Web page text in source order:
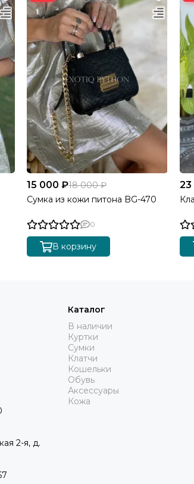
15 000 ₽18 000 ₽
Сумка из кожи питона BG-470
0
В корзину
23
2-я, д.
Каталог
В наличии
Куртки
Сумки
Клатчи
Кошельки
Обувь
Аксессуары
Кожа